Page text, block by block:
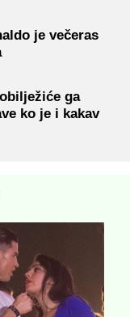
je večeras
ga
ko je i kakav